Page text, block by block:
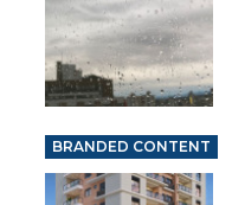
BRANDED CONTENT